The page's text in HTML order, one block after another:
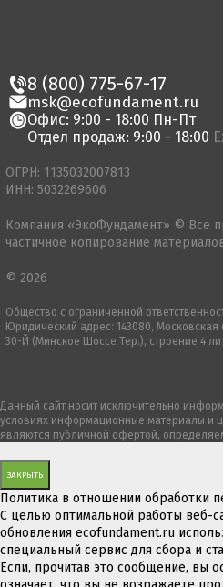
8 (800) 775-67-17
msk@ecofundament.ru
Офис: 9:00 - 18:00 Пн-Пт
Отдел продаж: 9:00 - 18:00
Общество с ограниченной
Юридический адрес: 143080,
30-Й (Минское Шоссе Тер.), строение 4
ОГРН: 1135032007813
ИНН: 5032269606
Компания «ЭкоФундамент» © Все
частичное копирование
© 2026
Данный сайт носит исключительно
условиях информационные материалы и
являются публичной офертой,
ЗАКРЫТЬ
Политика в отношении обработки
С целью оптимальной работы веб-
обновления ecofundament.ru
специальный сервис для сбора и
Если, прочитав это сообщение, вы